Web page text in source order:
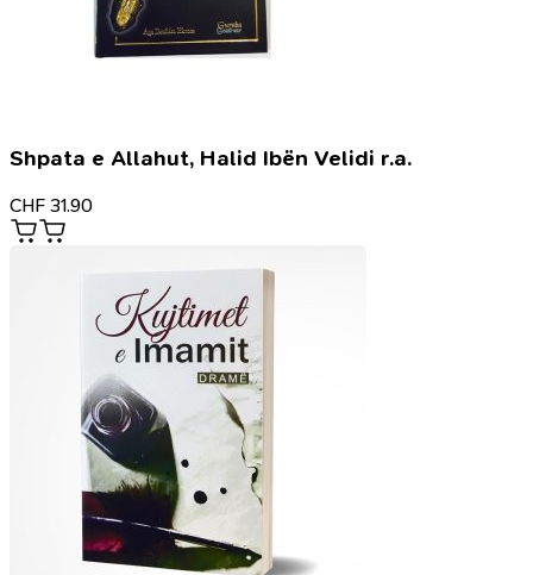
Shpata e Allahut, Halid Ibën Velidi r.a.
CHF 31.90